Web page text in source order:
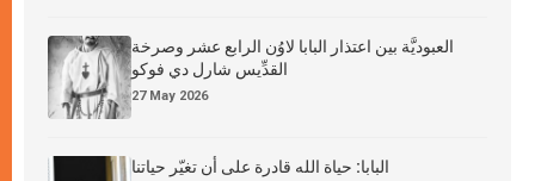
العبوديَّة بين اعتذار البابا لاوُن الرابع عشر وصرخة
القدِّيس شارل دي فوكو
27 May 2026
البابا: حياة الله قادرة على أن تغيّر حياتنا